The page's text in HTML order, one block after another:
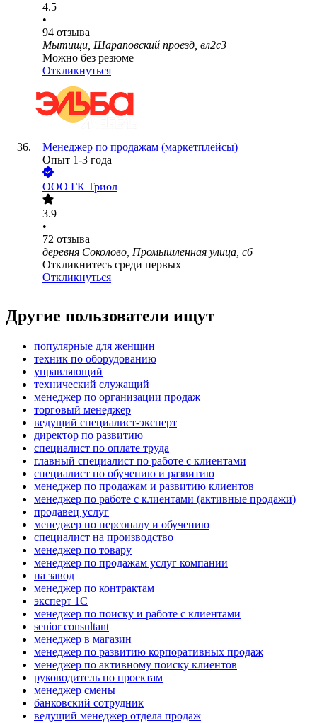
4.5
•
94 отзыва
Мытищи, Шараповский проезд, вл2с3
Можно без резюме
Откликнуться
Менеджер по продажам (маркетплейсы)
Опыт 1-3 года
ООО ГК Триол
3.9
•
72 отзыва
деревня Соколово, Промышленная улица, с6
Откликнитесь среди первых
Откликнуться
Другие пользователи ищут
популярные для женщин
техник по оборудованию
управляющий
технический служащий
менеджер по организации продаж
торговый менеджер
ведущий специалист-эксперт
директор по развитию
специалист по оплате труда
главный специалист по работе с клиентами
специалист по обучению и развитию
менеджер по продажам и развитию клиентов
менеджер по работе с клиентами (активные продажи)
продавец услуг
менеджер по персоналу и обучению
специалист на производство
менеджер по товару
менеджер по продажам услуг компании
на завод
менеджер по контрактам
эксперт 1С
менеджер по поиску и работе с клиентами
senior consultant
менеджер в магазин
менеджер по развитию корпоративных продаж
менеджер по активному поиску клиентов
руководитель по проектам
менеджер смены
банковский сотрудник
ведущий менеджер отдела продаж